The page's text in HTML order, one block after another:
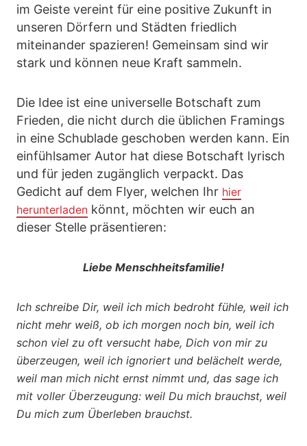
im Geiste vereint für eine positive Zukunft in
unseren Dörfern und Städten friedlich
miteinander spazieren! Gemeinsam sind wir
stark und können neue Kraft sammeln.
Die Idee ist eine universelle Botschaft zum
Frieden, die nicht durch die üblichen Framings
in eine Schublade geschoben werden kann. Ein
einfühlsamer Autor hat diese Botschaft lyrisch
und für jeden zugänglich verpackt. Das
Gedicht auf dem Flyer, welchen Ihr hier
herunterladen könnt, möchten wir euch an
dieser Stelle präsentieren:
Liebe Menschheitsfamilie!
Ich schreibe Dir, weil ich mich bedroht fühle, weil ich
nicht mehr weiß, ob ich morgen noch bin, weil ich
schon viel zu oft versucht habe, Dich von mir zu
überzeugen, weil ich ignoriert und belächelt werde,
weil man mich nicht ernst nimmt und, das sage ich
mit voller Überzeugung: weil Du mich brauchst, weil
Du mich zum Überleben brauchst.